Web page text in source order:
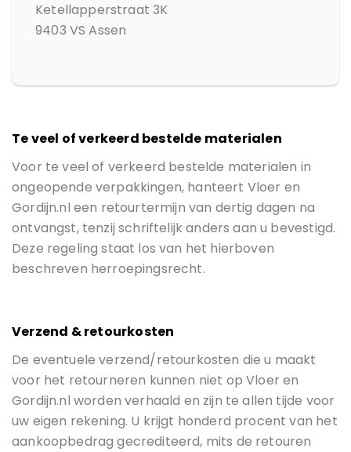
Ketellapperstraat 3K
9403 VS Assen
Te veel of verkeerd bestelde materialen
Voor te veel of verkeerd bestelde materialen in
ongeopende verpakkingen, hanteert Vloer en
Gordijn.nl een retourtermijn van dertig dagen na
ontvangst, tenzij schriftelijk anders aan u bevestigd.
Deze regeling staat los van het hierboven
beschreven herroepingsrecht.
Verzend & retourkosten
De eventuele verzend/retourkosten die u maakt
voor het retourneren kunnen niet op Vloer en
Gordijn.nl worden verhaald en zijn te allen tijde voor
uw eigen rekening. U krijgt honderd procent van het
aankoopbedrag gecrediteerd, mits de retouren